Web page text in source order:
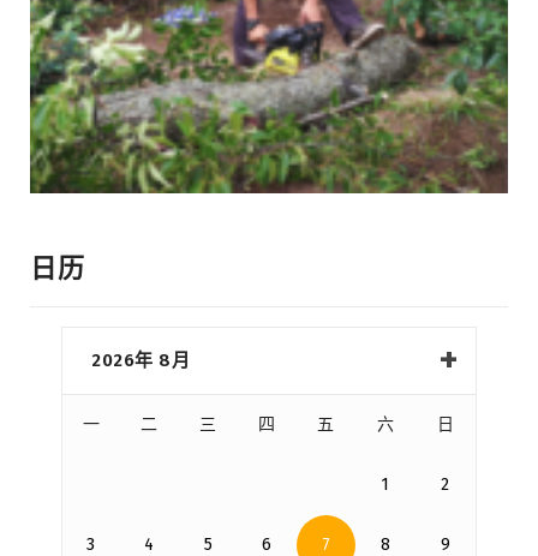
日历
2026年 8月
一 二 三 四 五 六 日
1 2
3 4 5 6 7 8 9